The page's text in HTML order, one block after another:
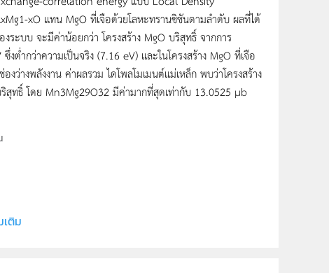
xO แทน MgO ที่เจือด้วยโลหะทรานซิชันตามลำดับ ผลที่ได้
ระบบ จะมีค่าน้อยกว่า โครงสร้าง MgO บริสุทธิ์ จากการ
ต่ำกว่าความเป็นจริง (7.16 eV) และในโครงสร้าง MgO ที่เจือ
างพลังงาน ค่าผลรวม ไดโพลโมเมนต์แม่เหล็ก พบว่าโครงสร้าง
สุทธิ์ โดย Mn3Mg29O32 มีค่ามากที่สุดเท่ากับ 13.0525 µb
ติม